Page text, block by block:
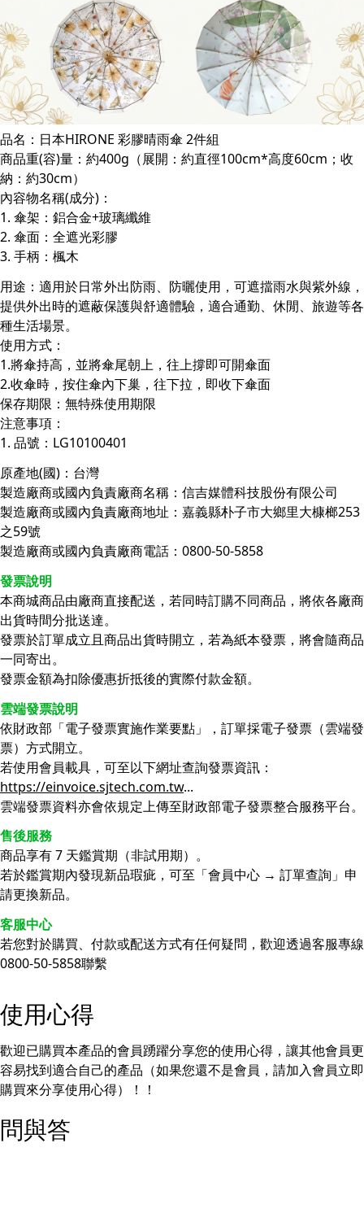
品名：日本HIRONE 彩膠晴雨傘 2件組
商品重(容)量：約400g（展開：約直徑100cm*高度60cm；收
納：約30cm）
內容物名稱(成分)：
1. 傘架：鋁合金+玻璃纖維
2. 傘面：全遮光彩膠
3. 手柄：楓木
用途：適用於日常外出防雨、防曬使用，可遮擋雨水與紫外線，
提供外出時的遮蔽保護與舒適體驗，適合通勤、休閒、旅遊等各
種生活場景。
使用方式：
1.將傘持高，並將傘尾朝上，往上撐即可開傘面
2.收傘時，按住傘內下巢，往下拉，即收下傘面
保存期限：無特殊使用期限
注意事項：
1. 品號：LG10100401
原產地(國)：台灣
製造廠商或國內負責廠商名稱：信吉媒體科技股份有限公司
製造廠商或國內負責廠商地址：嘉義縣朴子市大鄉里大槺榔253
之59號
製造廠商或國內負責廠商電話：0800-50-5858
發票說明
本商城商品由廠商直接配送，若同時訂購不同商品，將依各廠商
出貨時間分批送達。
發票於訂單成立且商品出貨時開立，若為紙本發票，將會隨商品
一同寄出。
發票金額為扣除優惠折抵後的實際付款金額。
雲端發票說明
依財政部「電子發票實施作業要點」，訂單採電子發票（雲端發
票）方式開立。
若使用會員載具，可至以下網址查詢發票資訊：
https://einvoice.sjtech.com.tw...
雲端發票資料亦會依規定上傳至財政部電子發票整合服務平台。
售後服務
商品享有 7 天鑑賞期（非試用期）。
若於鑑賞期內發現新品瑕疵，可至「會員中心 → 訂單查詢」申
請更換新品。
客服中心
若您對於購買、付款或配送方式有任何疑問，歡迎透過客服專線
0800-50-5858聯繫
使用心得
歡迎已購買本產品的會員踴躍分享您的使用心得，讓其他會員更
容易找到適合自己的產品（如果您還不是會員，請加入會員立即
購買來分享使用心得）！！
問與答